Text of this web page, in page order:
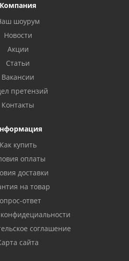
Компания
шоурум
Новости
Акции
Статьи
Вакансии
претензий
Контакты
Как купить
оплаты
доставки
на товар
ответ
соглашение
сайта